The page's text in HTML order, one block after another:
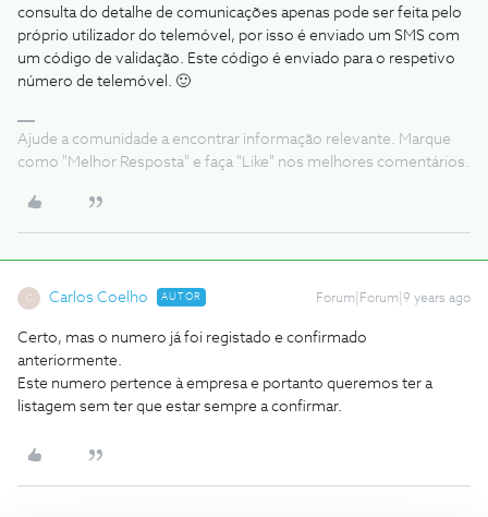
consulta do detalhe de comunicações apenas pode ser feita pelo
próprio utilizador do telemóvel, por isso é enviado um SMS com
um código de validação. Este código é enviado para o respetivo
número de telemóvel. 🙂
Ajude a comunidade a encontrar informação relevante. Marque
como "Melhor Resposta" e faça "Like" nos melhores comentários.
C Carlos Coelho AUTOR Forum|Forum|9 years ago
Certo, mas o numero já foi registado e confirmado
anteriormente.
Este numero pertence à empresa e portanto queremos ter a
listagem sem ter que estar sempre a confirmar.